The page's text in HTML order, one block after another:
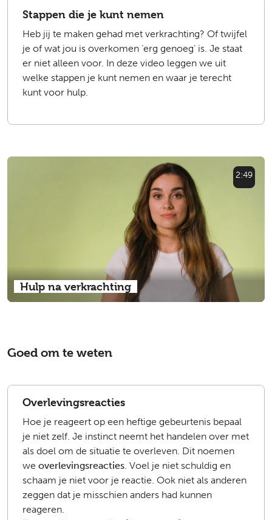
Stappen die je kunt nemen
Heb jij te maken gehad met verkrachting? Of twijfel
je of wat jou is overkomen ‘erg genoeg’ is. Je staat
er niet alleen voor. In deze video leggen we uit
welke stappen je kunt nemen en waar je terecht
kunt voor hulp.
2:49
Hulp na verkrachting
Goed om te weten
Overlevingsreacties
Hoe je reageert op een heftige gebeurtenis bepaal
je niet zelf. Je instinct neemt het handelen over met
als doel om de situatie te overleven. Dit noemen
we overlevingsreacties . Voel je niet schuldig en
schaam je niet voor je reactie. Ook niet als anderen
zeggen dat je misschien anders had kunnen
reageren.